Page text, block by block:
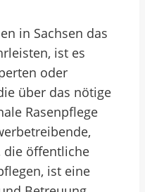
in Sachsen das
ist es
oder
über das nötige
Rasenpflege
die öffentliche
ist eine